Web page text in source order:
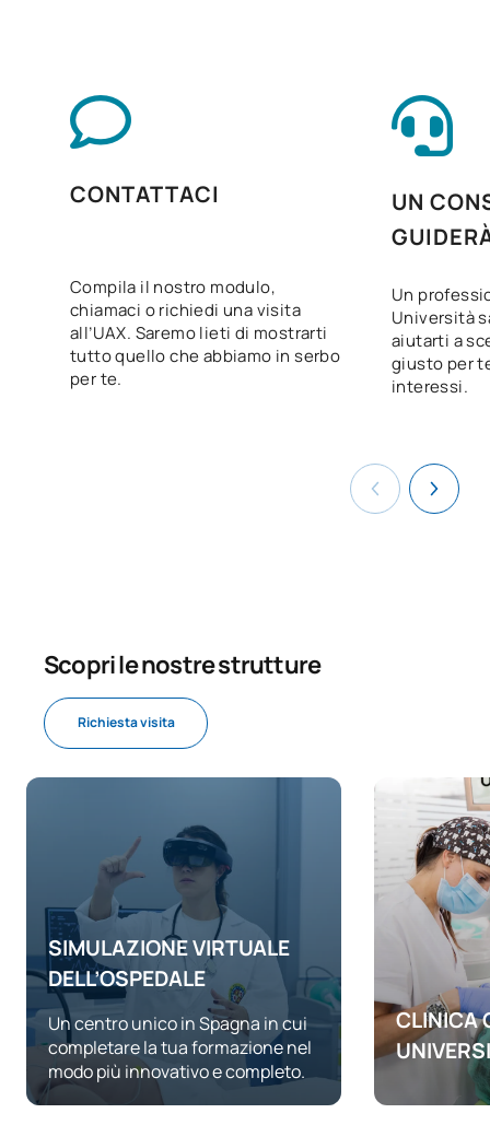
CONTATTACI
Compila il nostro modulo,
chiamaci o richiedi una visita
all’UAX. Saremo lieti di mostrarti
tutto quello che abbiamo in serbo
per te.
UN
Un
Università
aiutarti a
giusto per
interessi.
Scopri le nostre strutture
Richiesta visita
SIMULAZIONE VIRTUALE
DELL’OSPEDALE
Un centro unico in Spagna in cui
completare la tua formazione nel
modo più innovativo e completo.
CLINICA
Primo